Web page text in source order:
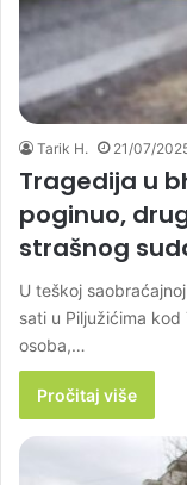
Tarik H. 21/07/
Tragedija u
poginuo,
strašnog
U teškoj
sati u Piljužićima
osoba,…
Pročitaj više